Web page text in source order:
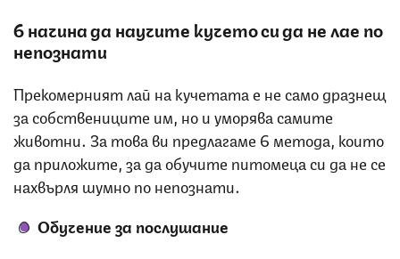
6 начина да научите кучето си да не лае по
непознати
Прекомерният лай на кучетата е не само дразнещ
за собствениците им, но и уморява самите
животни. За това ви предлагаме 6 метода, които
да приложите, за да обучите питомеца си да не се
нахвърля шумно по непознати.
Обучение за послушание